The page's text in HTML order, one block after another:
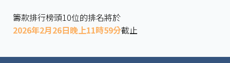
籌款排行榜頭10位的排名將於
2026年2月26日晚上11時59分截止